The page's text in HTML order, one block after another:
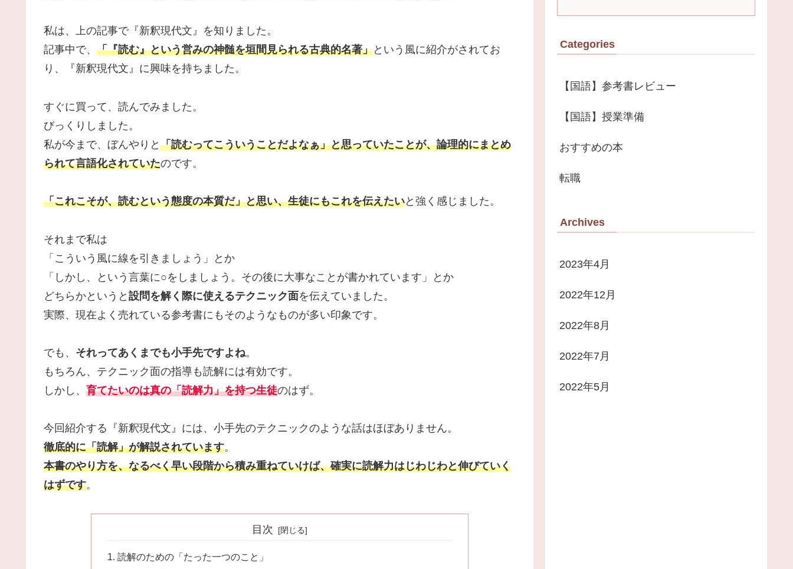
私は、上の記事で『新釈現代文』を知りました。
記事中で、 「『読む』という営みの神髄を垣間見られる古典的名著」という風に紹介がされてお
り、『新釈現代文』に興味を持ちました。
すぐに買って、読んでみました。
びっくりしました。
私が今まで、ぼんやりと 「読むってこういうことだよなぁ」と思っていたことが、論理的にまとめ
られて言語化されていたのです。
「これこそが、読むという態度の本質だ」と思い、生徒にもこれを伝えたいと強く感じました。
それまで私は
「こういう風に線を引きましょう」とか
「しかし、という言葉に○をしましょう。その後に大事なことが書かれています」とか
どちらかというと 設問を解く際に使えるテクニック面を伝えていました。
実際、現在よく売れている参考書にもそのようなものが多い印象です。
でも、 それってあくまでも小手先ですよね。
もちろん、テクニック面の指導も読解には有効です。
しかし、 育てたいのは真の「読解力」を持つ生徒のはず。
今回紹介する『新釈現代文』には、小手先のテクニックのような話はほぼありません。
徹底的に「読解」が解説されています。
本書のやり方を、なるべく早い段階から積み重ねていけば、確実に読解力はじわじわと伸びていく
はずです。
目次
読解のための「たった一つのこと」
Categories
【国語】参考書レビュー
【国語】授業準備
おすすめの本
転職
Archives
2023年4月
2022年12月
2022年8月
2022年7月
2022年5月